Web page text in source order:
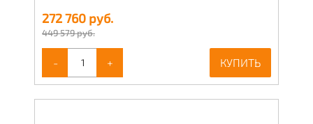
272 760 руб.
449 579 руб.
- + КУПИТЬ